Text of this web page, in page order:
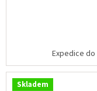
Expedice
Skladem